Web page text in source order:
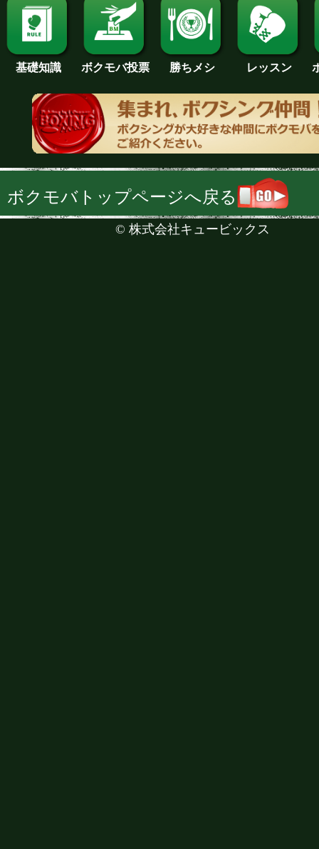
基礎知識 ボクモバ投票 勝ちメシ レッスン
ボクモバトップページへ戻る
© 株式会社キュービックス